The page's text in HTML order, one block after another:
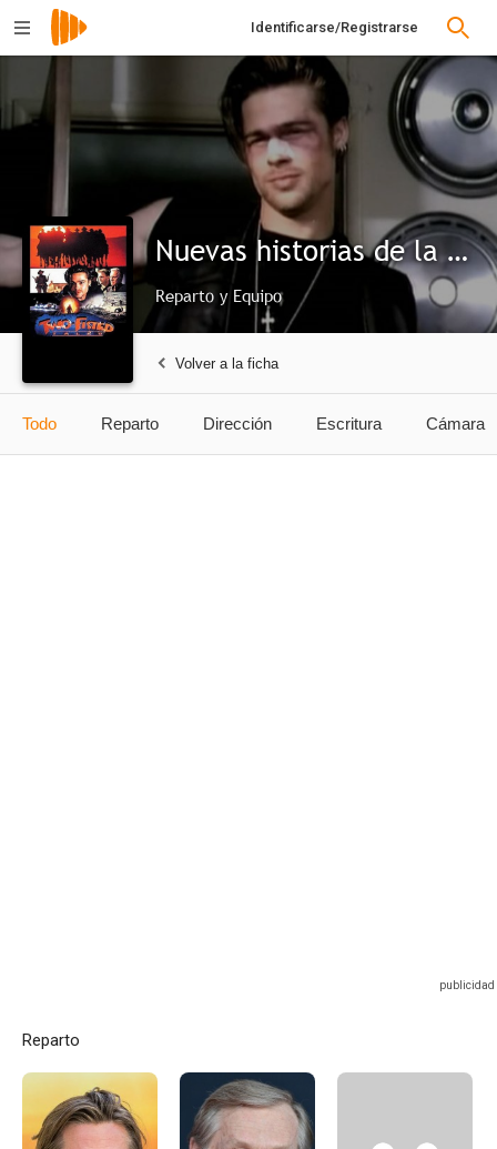
Identificarse/Registrarse
Nuevas historias de la cripta
Reparto y Equipo
Volver a la ficha
Todo Reparto Dirección Escritura Cámara
Reparto